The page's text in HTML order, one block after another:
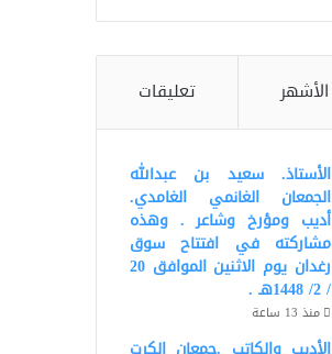
الأشهر تعليقات
الأستاذ. سعيد بن عبدالله
الجمعان الغانمي الغامدي.
أديب ومؤرخ وشاعر . وهذه
مشاركته في افتتاح سوق
رغدان يوم الاثنين الموافق 20
/ 2/ 1448هـ .
منذ 13 ساعة